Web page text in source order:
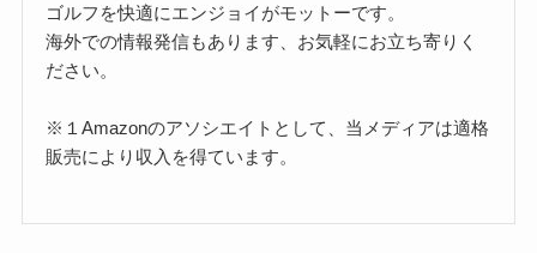
ゴルフを快適にエンジョイがモットーです。
海外での情報発信もあります、お気軽にお立ち寄りく
ださい。
※１Amazonのアソシエイトとして、当メディアは適格
販売により収入を得ています。